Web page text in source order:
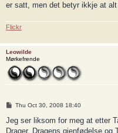
er satt, men det betyr ikkje at
Flickr
Leowilde
Mørkefrende
P
s
Thu Oct 30, 2008 18:40
Jeg ser liksom for meg at etter
Drager. Dragens gjenfødelse og